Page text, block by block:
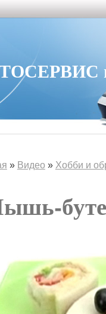
в
» Видео » Хобби и